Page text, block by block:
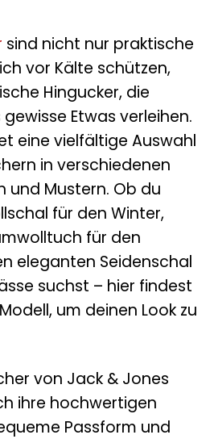
sind nicht nur praktische
vor Kälte schützen,
Hingucker, die
Etwas verleihen.
eine vielfältige Auswahl
in verschiedenen
und Mustern. Ob du
für den Winter,
für den
eleganten Seidenschal
suchst – hier findest
um deinen Look zu
von Jack & Jones
ihre hochwertigen
Passform und